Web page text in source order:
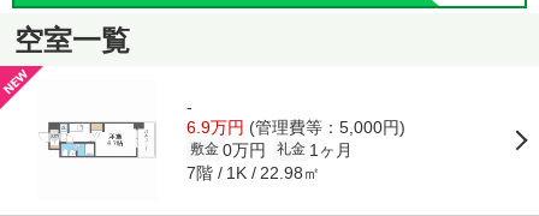
空室一覧
-
6.9万円 (管理費等：5,000円)
敷金 0万円 礼金 1ヶ月
7階 1K 22.98㎡